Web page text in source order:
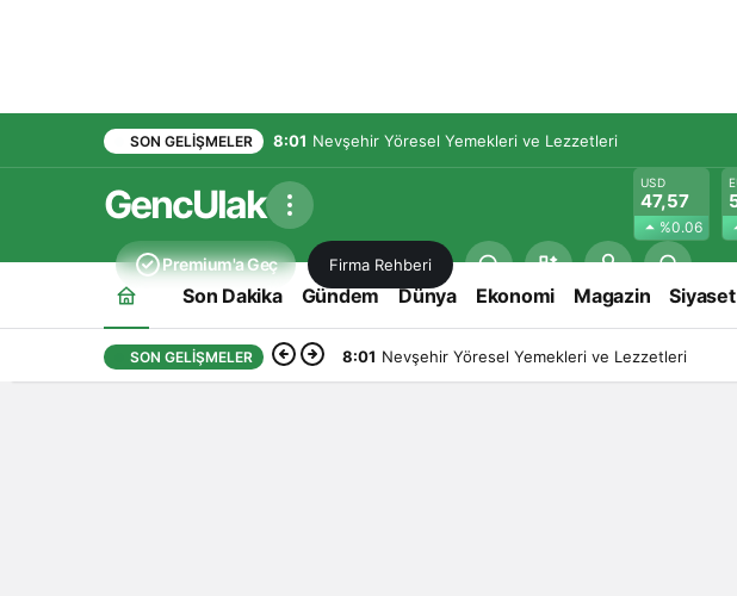
SON GELIŞMELER 8:01 Nevşehir Yöresel Yemekleri ve Lezzetleri
GencUlak USD
47,57
%0.06
Premium'a Geç Firma Rehberi
Son Dakika Gündem Dünya Ekonomi Magazin Siyaset
SON GELIŞMELER 8:01 Nevşehir Yöresel Yemekleri ve Lezzetleri